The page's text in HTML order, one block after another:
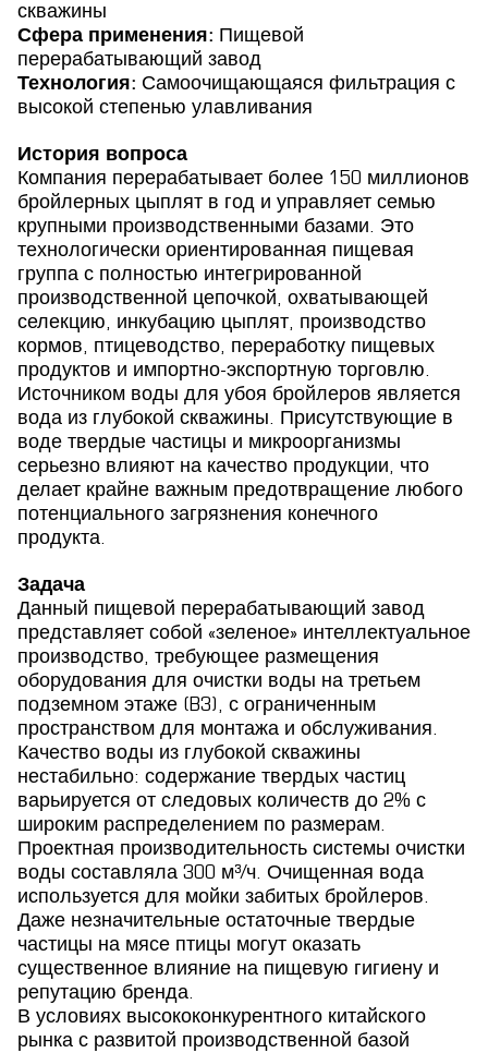
скважины
Сфера применения: Пищевой
перерабатывающий завод
Технология: Самоочищающаяся фильтрация с
высокой степенью улавливания
История вопроса
Компания перерабатывает более 150 миллионов
бройлерных цыплят в год и управляет семью
крупными производственными базами. Это
технологически ориентированная пищевая
группа с полностью интегрированной
производственной цепочкой, охватывающей
селекцию, инкубацию цыплят, производство
кормов, птицеводство, переработку пищевых
продуктов и импортно-экспортную торговлю.
Источником воды для убоя бройлеров является
вода из глубокой скважины. Присутствующие в
воде твердые частицы и микроорганизмы
серьезно влияют на качество продукции, что
делает крайне важным предотвращение любого
потенциального загрязнения конечного
продукта.
Задача
Данный пищевой перерабатывающий завод
представляет собой «зеленое» интеллектуальное
производство, требующее размещения
оборудования для очистки воды на третьем
подземном этаже (B3), с ограниченным
пространством для монтажа и обслуживания.
Качество воды из глубокой скважины
нестабильно: содержание твердых частиц
варьируется от следовых количеств до 2% с
широким распределением по размерам.
Проектная производительность системы очистки
воды составляла 300 м³/ч. Очищенная вода
используется для мойки забитых бройлеров.
Даже незначительные остаточные твердые
частицы на мясе птицы могут оказать
существенное влияние на пищевую гигиену и
репутацию бренда.
В условиях высококонкурентного китайского
рынка с развитой производственной базой